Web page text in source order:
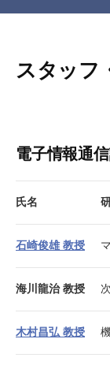
スタッフ
電子情報通
氏名
石崎俊雄 教授
海川龍治 教授
木村昌弘 教授